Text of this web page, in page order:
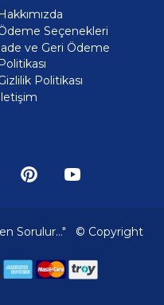
Hakkımızda
Seçenekleri
ve Geri Ödeme
Politikası
Politikası
Sorulur..." © Copyright